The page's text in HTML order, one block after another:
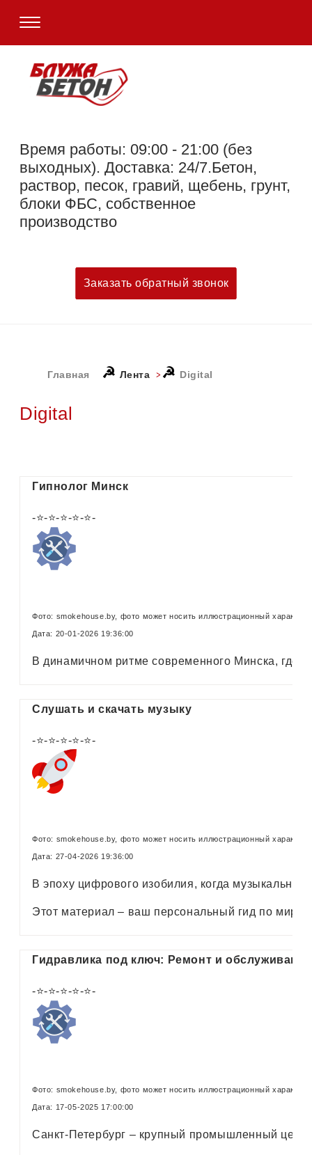
Время работы: 09:00 - 21:00 (без
выходных). Доставка: 24/7.Бетон,
раствор, песок, гравий, щебень, грунт,
блоки ФБС, собственное
производство
Заказать обратный звонок
Главная ☭ Лента ☭ Digital
Digital
Гипнолог Минск
-⭐-⭐-⭐-⭐-⭐-
Фото: smokehouse.by, фото может носить иллюстрационный характер
Дата: 20-01-2026 19:36:00
В динамичном ритме современного Минска, где
Слушать и скачать музыку
-⭐-⭐-⭐-⭐-⭐-
Фото: smokehouse.by, фото может носить иллюстрационный
Дата: 27-04-2026 19:36:00
В эпоху цифрового изобилия, когда
Этот материал – ваш персональный гид по миру
Гидравлика под ключ: Ремонт и
-⭐-⭐-⭐-⭐-⭐-
Фото: smokehouse.by, фото может носить иллюстрационный
Дата: 17-05-2025 17:00:00
Санкт-Петербург – крупный промышленный